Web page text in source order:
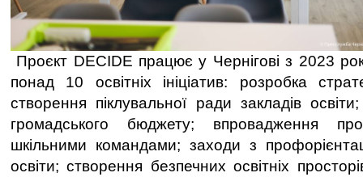
Проєкт DECIDE працює у Чернігові з 2023
понад 10 освітніх ініціатив: розробка
створення піклувальної ради закладів
громадського бюджету; впровадження
шкільними командами; заходи з
освіти; створення безпечних освітніх